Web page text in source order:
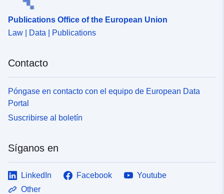
Publications Office of the European Union
Law | Data | Publications
Contacto
Póngase en contacto con el equipo de European Data
Portal
Suscribirse al boletín
Síganos en
LinkedIn Facebook
Youtube
Other